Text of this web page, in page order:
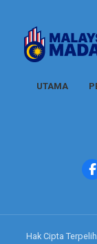
UTAMA
Hak Cipta